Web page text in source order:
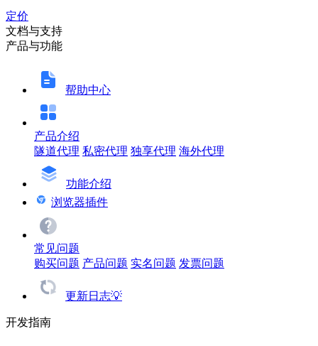
定价
文档与支持
产品与功能
帮助中心
产品介绍
隧道代理 私密代理 独享代理 海外代理
功能介绍
浏览器插件
常见问题
购买问题 产品问题 实名问题 发票问题
更新日志💡
开发指南